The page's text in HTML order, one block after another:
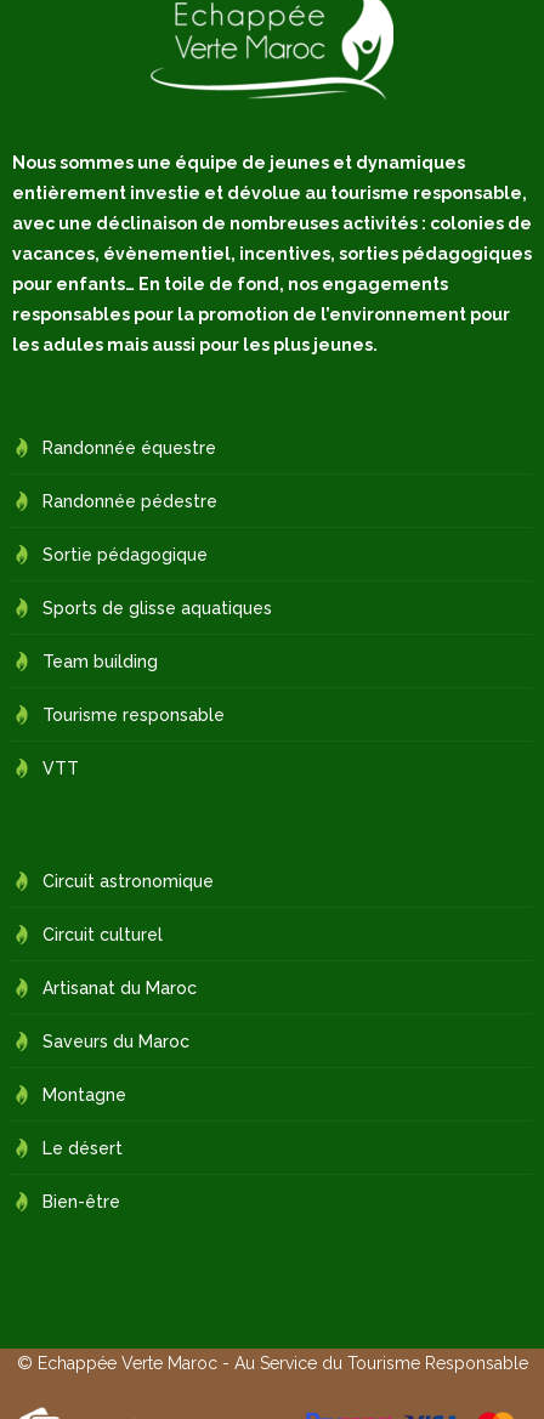
Nous sommes une équipe de jeunes et dynamiques
entièrement investie et dévolue au tourisme responsable,
avec une déclinaison de nombreuses activités : colonies de
vacances, évènementiel, incentives, sorties pédagogiques
pour enfants… En toile de fond, nos engagements
responsables pour la promotion de l’environnement pour
les adules mais aussi pour les plus jeunes.
Randonnée équestre
Randonnée pédestre
Sortie pédagogique
Sports de glisse aquatiques
Team building
Tourisme responsable
VTT
Circuit astronomique
Circuit culturel
Artisanat du Maroc
Saveurs du Maroc
Montagne
Le désert
Bien-être
© Echappée Verte Maroc - Au Service du Tourisme Responsable